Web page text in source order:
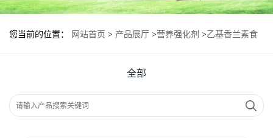
您当前的位置： 网站首页 > 产品展厅 >营养强化剂 >乙基香兰素食
全部